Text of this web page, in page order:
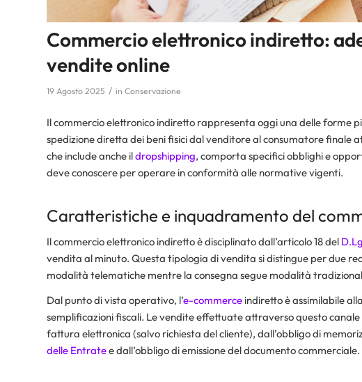
Commercio elettronico indiretto:
vendite online
19 Agosto 2025 / in Conservazione
Il commercio elettronico indiretto rappresenta oggi una delle forme
spedizione diretta dei beni fisici dal venditore al consumatore finale
che include anche ildropshipping, comporta specifici obblighi e
deve conoscere per operare in conformità alle normative vigenti.
Caratteristiche e inquadramento del
Il commercio elettronico indiretto è disciplinato dall’articolo 18 del
vendita al minuto. Questa tipologia di vendita si distingue per due
modalità telematiche mentre la consegna segue modalità
Dal punto di vista operativo, l’e-commerce indiretto è assimilabile
semplificazioni fiscali. Le vendite effettuate attraverso questo
fattura elettronica (salvo richiesta del cliente), dall’obbligo di
delle Entratee dall’obbligo di emissione del documento commerciale.